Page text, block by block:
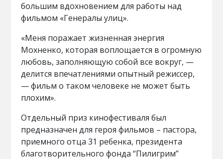
большим вдохновением для работы над
фильмом «Генералы улиц».
«Меня поражает жизненная энергия
Мохненко, которая воплощается в огромную
любовь, заполняющую собой все вокруг, —
делится впечатлениями опытный режиссер,
— фильм о таком человеке не может быть
плохим».
Отдельный приз кинофестиваля был
предназначен для героя фильмов – пастора,
приемного отца 31 ребенка, президента
благотворительного фонда “Пилигрим”